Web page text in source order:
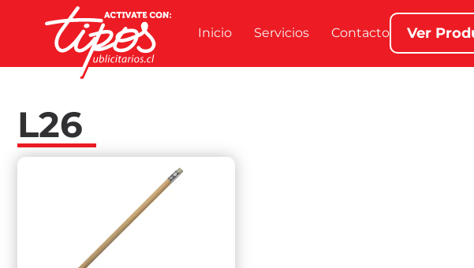
Inicio Servicios Contacto Ver
L26